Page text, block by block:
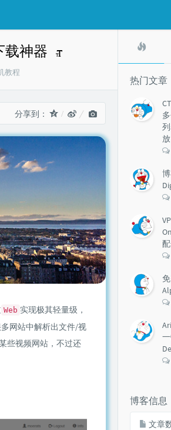
载神器
教程
分享到：
Web 实现极其轻量级，
网站中解析出文件/视
些视频网站，不过还
文
章
热门文章
放
博客信息
文章